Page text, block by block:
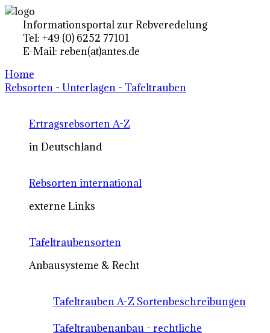
Informationsportal zur Rebveredelung
Tel: +49 (0) 6252 77101
E-Mail: reben(at)antes.de
Home
Rebsorten - Unterlagen - Tafeltrauben
Ertragsrebsorten A-Z
in Deutschland
Rebsorten international
externe Links
Tafeltraubensorten
Anbausysteme & Recht
Tafeltrauben A-Z Sortenbeschreibungen
Tafeltraubenanbau - rechtliche